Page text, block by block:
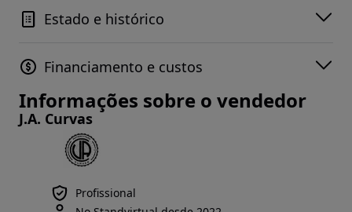
Estado e histórico
Financiamento e custos
Informações sobre o vendedor
J.A. Curvas
Profissional